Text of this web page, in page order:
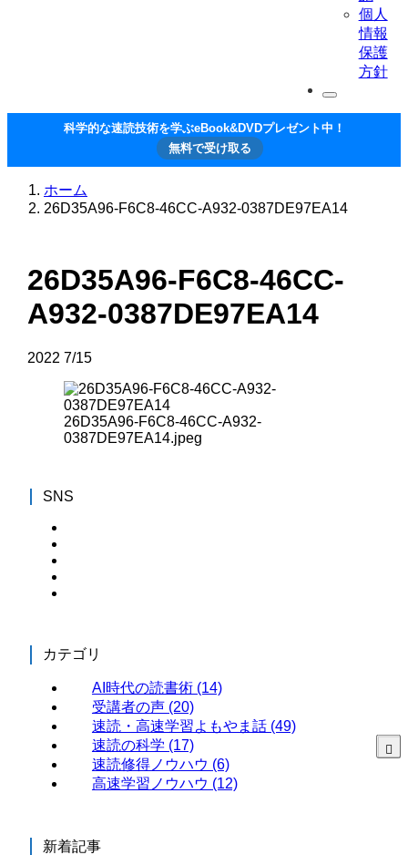
個人
情報
保護
方針
科学的な速読技術を学ぶeBook&DVDプレゼント中！
無料で受け取る
ホーム
26D35A96-F6C8-46CC-A932-0387DE97EA14
26D35A96-F6C8-46CC-
A932-0387DE97EA14
2022 7/15
26D35A96-F6C8-46CC-A932-
0387DE97EA14.jpeg
SNS
カテゴリ
AI時代の読書術 (14)
受講者の声 (20)
速読・高速学習よもやま話 (49)
速読の科学 (17)
速読修得ノウハウ (6)
高速学習ノウハウ (12)
新着記事